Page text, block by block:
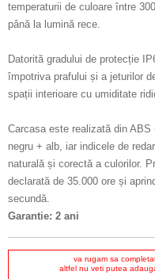
temperaturii de culoare între
până la lumină rece.
Datorită gradului de protecție
împotriva prafului și a jeturilor
spații interioare cu umiditate
Carcasa este realizată din
negru + alb, iar indicele de
naturală și corectă a culorilor.
declarată de 35.000 ore și
secundă.
Garantie: 2 ani
va rugam sa
altfel nu veti putea